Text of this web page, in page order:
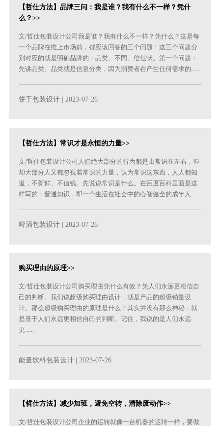
【哲仕方法】品牌三问：我是谁？我有什么不一样？凭什
么？>>
文/哲仕包装设计公司我是谁？我有什么不一样？凭什么？这是每
一个品牌在推上市场前，都应该回答的三个问题！这三个问题分
别对应的就是明确品牌的：品类、不同、信任状。第一个问题：
先讲品类。品类就是信息分类，因为消费者在产生任何需求的......
饼干包装设计 | 2023-07-26
【哲仕方法】常识才是永恒的力量>>
文/哲仕包装设计公司人们绝大部分的行为都是由常识在左右，但
却大部分人又都忽视着常识的力量，认为常识这东西，人人都知
道，不新鲜、不值钱。先说说常识是什么。在百度百科里面是这
样写的：普通知识，即一个生活在社会中的心智健全的成年人......
啤酒包装设计 | 2023-07-26
购买理由的原理>>
文/哲仕包装设计公司购买理由凭什么有效？凭人们永远更相信自
己的判断。我们说超级购买理由设计，就是产品的超级销量设
计。那么超级购买理由的原理是什么？其实并没有那么神秘，就
是基于人们永远更相信自己的判断。记住，我说的是人们永远
更......
能量饮料包装设计 | 2023-07-26
【哲仕方法】减少加班，避免空转，清除废动作>>
文/哲仕包装设计公司企业的运转就像一台机器的运转一样，要做